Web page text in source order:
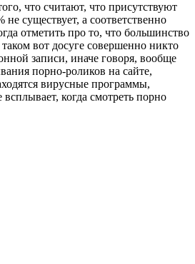
что считают, что присутствуют
не существует, а соответственно
отметить про то, что большинство
вот досуге совершенно никто
записи, иначе говоря, вообще
порно-роликов на сайте,
вирусные программы,
когда смотреть порно